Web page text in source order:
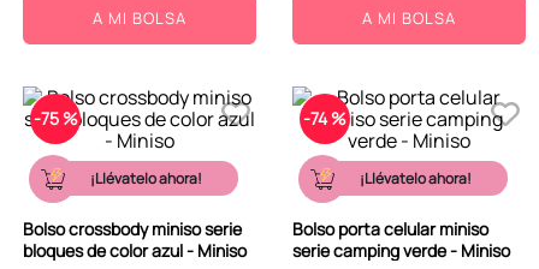
A MI BOLSA A MI BOLSA
-75 %
¡Llévatelo ahora!
Bolso crossbody miniso serie
bloques de color azul - Miniso
-74 %
¡Llévatelo ahora!
Bolso porta celular miniso
serie camping verde - Miniso